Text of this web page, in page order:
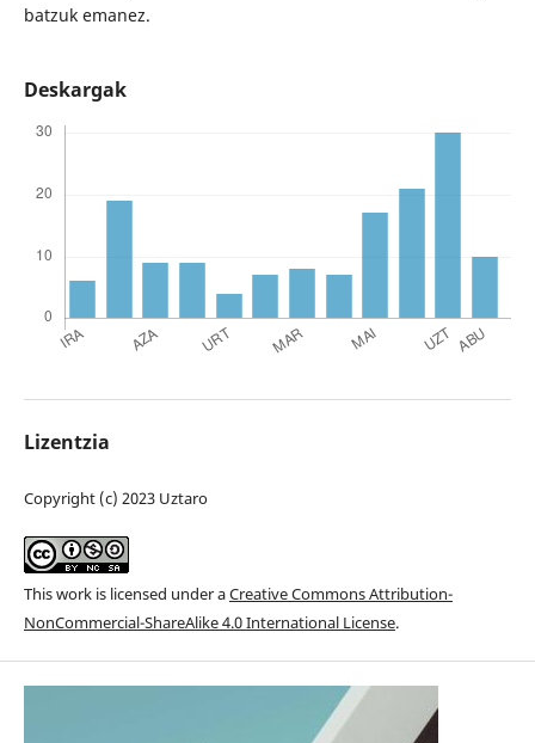
batzuk emanez.
Deskargak
Lizentzia
Copyright (c) 2023 Uztaro
This work is licensed under aCreative Commons Attribution-
NonCommercial-ShareAlike 4.0 International License.